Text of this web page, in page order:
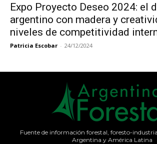
Expo Proyecto Deseo 2024: el
argentino con madera y
niveles de competitividad
Patricia Escobar - 24/12/2024
Fuente de información forestal, foresto-
Argentina y América Latina